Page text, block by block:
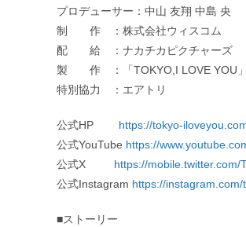
プロデューサー：中山 友翔 中島 央
制 作 ：株式会社ウィスコム
配 給 ：ナカチカピクチャーズ
製 作 ：「TOKYO,I LOVE YOU」
特別協力 ：エアトリ
公式HP https://tokyo-
公式YouTube https://
公式X https://mobile.twitter.com/
公式Instagram https://
■ストーリー